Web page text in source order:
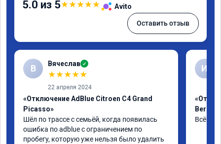
5.0 из 5★★★★★ Avito
Оставить отзыв
В Вячеслав ✓
★★★★★
22 апреля 2024
«Отключение AdBlue Citroen C4 Grand
Picasso»
Шёл по трассе с семьёй, когда появилась
ошибка по adblue с ограничением по
пробегу, которую уже нельзя было удалить
И
Всё